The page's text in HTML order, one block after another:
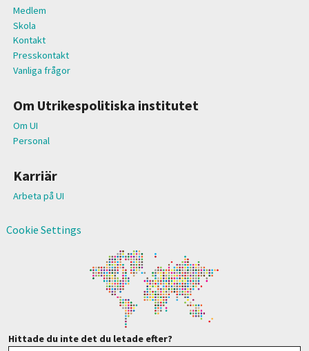
Medlem
Skola
Kontakt
Presskontakt
Vanliga frågor
Om Utrikespolitiska institutet
Om UI
Personal
Karriär
Arbeta på UI
Cookie Settings
Hittade du inte det du letade efter?